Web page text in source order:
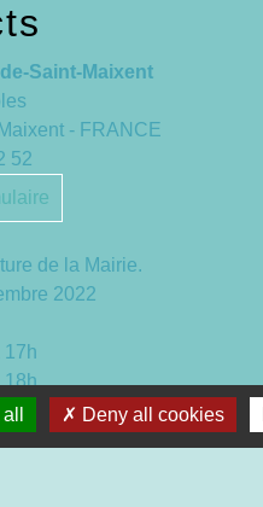
Saint-Maixent
- FRANCE
52
de la Mairie.
2022
17h
18h
13h à 16h30
13h à 17h
Deny all cookies